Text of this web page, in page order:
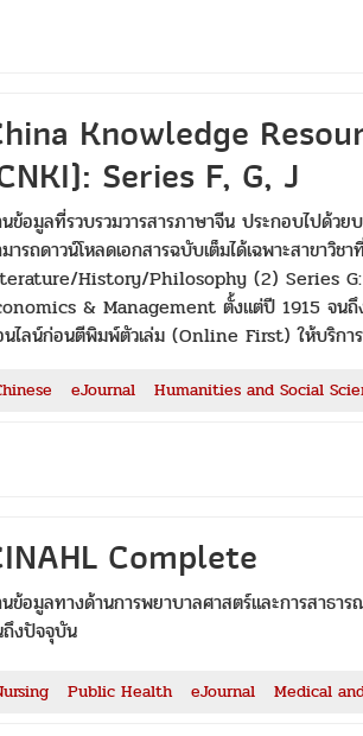
Knowledge
Series F, G, J
ข้อมูลที่รวบรวมวารสารภาษาจีน ประกอบไปด้
ารถดาวน์โหลดเอกสารฉบับเต็มได้เฉพาะสาขา
History/Philosophy (2) Series
& Management ตั้งแต่ปี 1915 จน
ไลน์ก่อนตีพิมพ์ตัวเล่ม (Online First) ให้บริกา
eJournal Humanities and Social
Complete
ข้อมูลทางด้านการพยาบาลศาสตร์และการสาธ
งปัจจุบัน
Public Health eJournal Medical